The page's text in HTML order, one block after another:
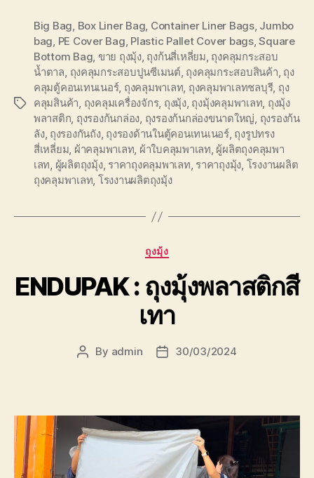
Tags
Big Bag, Box Liner Bag, Container Liner Bags, Jumbo
bag, PE Cover Bag, Plastic Pallet Cover bags,Square
Bottom Bag, ขาย ถุงมุ้ง, ถุงก้นสี่เหลี่ยม, ถุงคลุมกระสอบ
น้ำตาล, ถุงคลุมกระสอบปูนซีเมนต์, ถุงคลุมกระสอบสินค้า, ถุง
คลุมตู้คอนเทนเนอร์, ถุงคลุมพาเลท, ถุงคลุมพาเลทชลบุรี, ถุง
คลุมสินค้า, ถุงคลุมเครื่องจักร, ถุงมุ้ง, ถุงมุ้งคลุมพาเลท, ถุงมุ้ง
พลาสติก, ถุงรองก้นกล่อง, ถุงรองก้นกล่องขนาดใหญ่, ถุงรองก้น
ลัง, ถุงรองกันถัง, ถุงรองด้านในตู้คอนเทนเนอร์, ถุงรูปทรง
สี่เหลี่ยม, ผ้าคลุมพาเลท, ผ้าใบคลุมพาเลท, ผู้ผลิตถุงคลุมพา
เลท, ผู้ผลิตถุงมุ้ง, ราคาถุงคลุมพาเลท, ราคาถุงมุ้ง, โรงงานผลิต
ถุงคลุมพาเลท, โรงงานผลิตถุงมุ้ง
Categories
ถุงมุ้ง
ENDUPAK : ถุงมุ้งพลาสติกสี
เทา
Post
By admin
Post30/03/2024